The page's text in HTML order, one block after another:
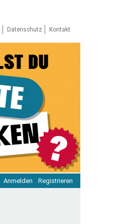
Datenschutz Kontakt
Anmelden Registrieren